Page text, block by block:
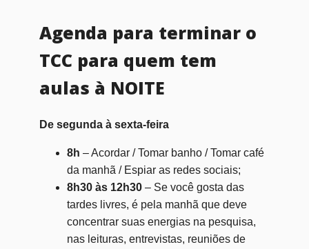
Agenda para terminar o
TCC para quem tem
aulas à NOITE
De segunda à sexta-feira
8h – Acordar / Tomar banho / Tomar café
da manhã / Espiar as redes sociais;
8h30 às 12h30– Se você gosta das
tardes livres, é pela manhã que deve
concentrar suas energias na pesquisa,
nas leituras, entrevistas, reuniões de